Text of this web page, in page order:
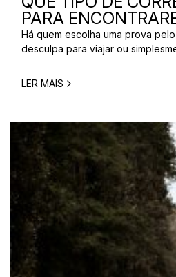
PARA
Há quem escolha uma prova
desculpa para viajar ou
perfeita para um corredor pode
LER MAIS